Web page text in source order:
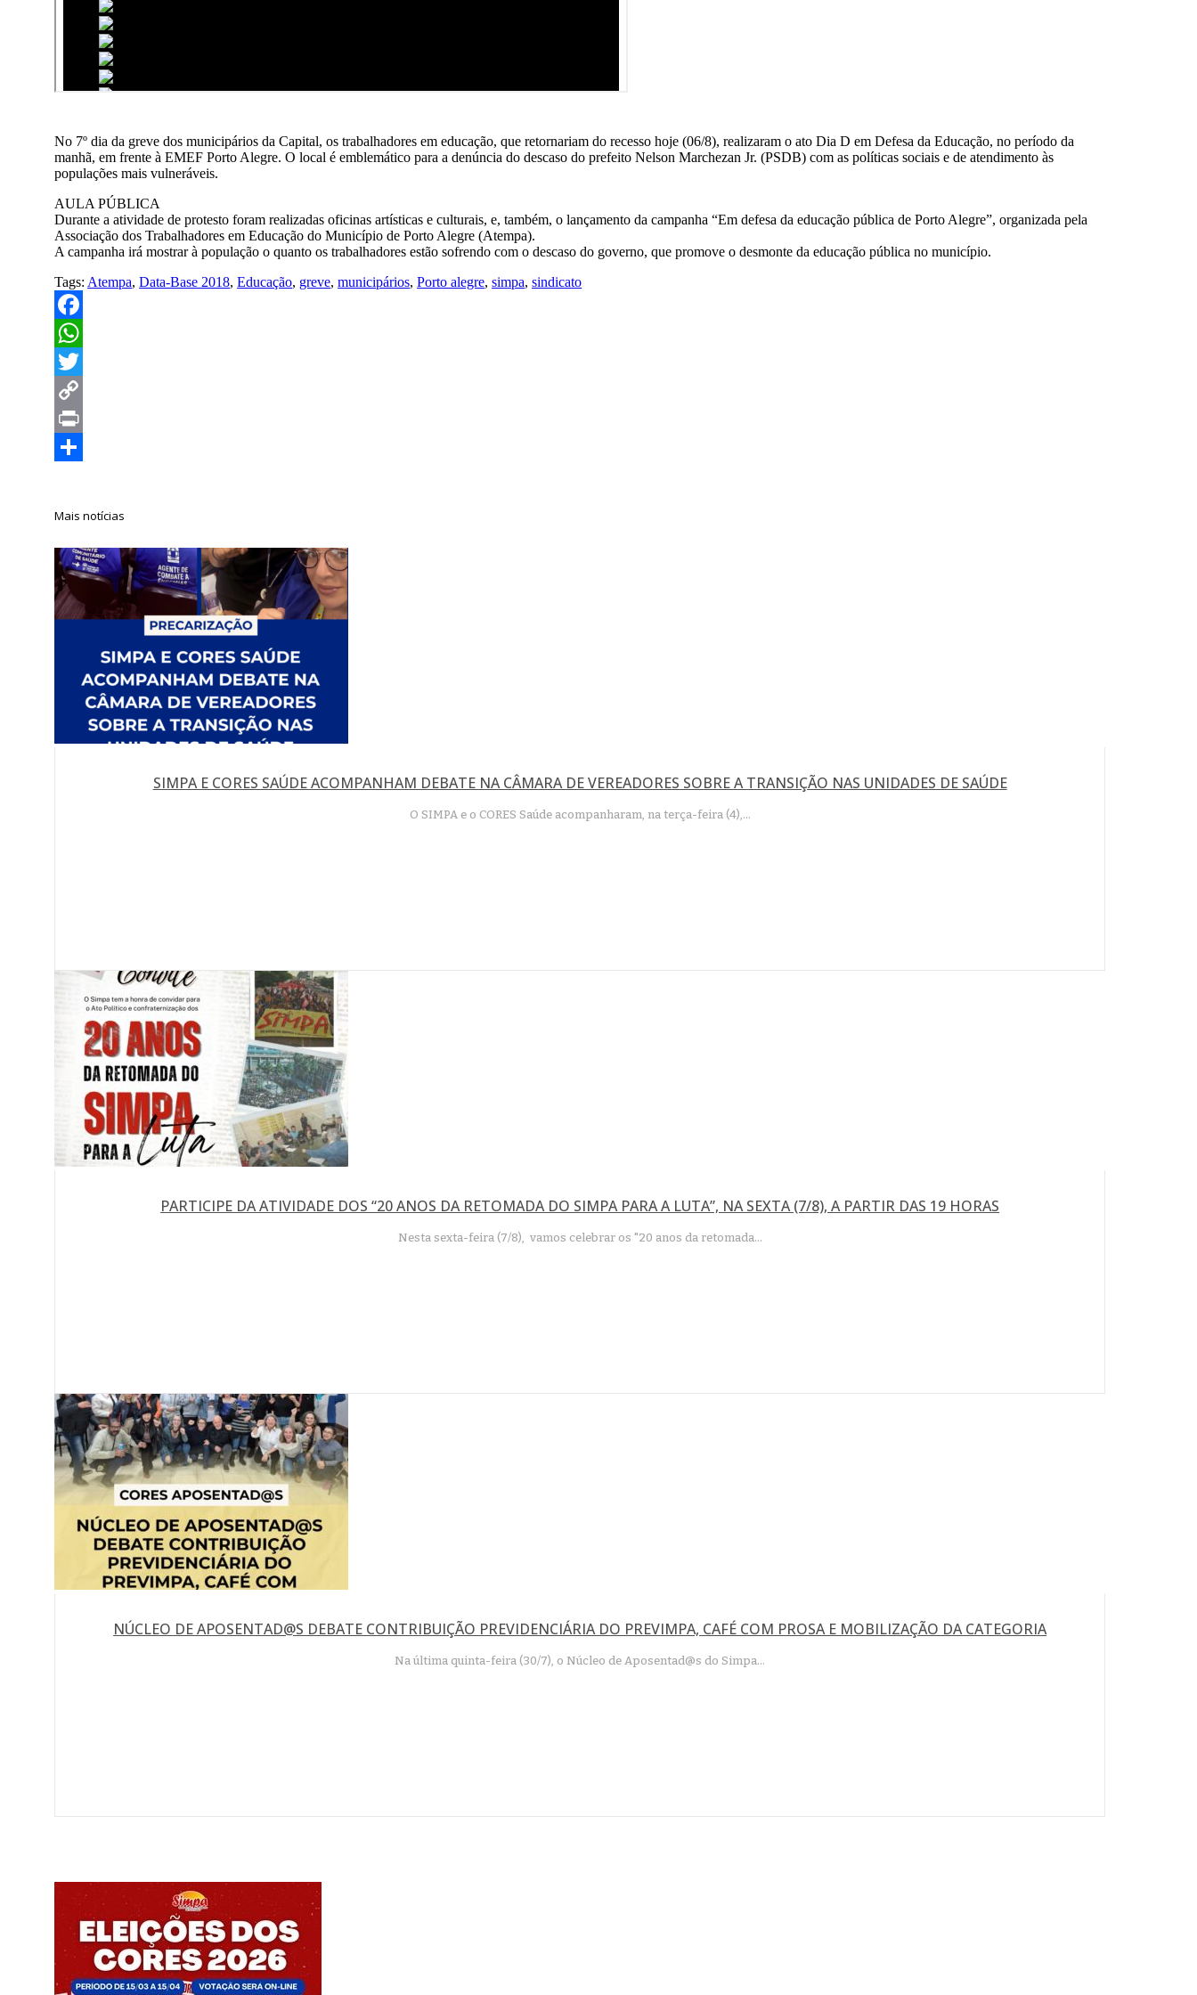
No 7º dia da greve dos municipários da Capital, os trabalhadores em educação, que retornariam do recesso hoje (06/8), realizaram o ato Dia D em Defesa da Educação, no período da
manhã, em frente à EMEF Porto Alegre. O local é emblemático para a denúncia do descaso do prefeito Nelson Marchezan Jr. (PSDB) com as políticas sociais e de atendimento às
populações mais vulneráveis.
AULA PÚBLICA
Durante a atividade de protesto foram realizadas oficinas artísticas e culturais, e, também, o lançamento da campanha “Em defesa da educação pública de Porto Alegre”, organizada pela
Associação dos Trabalhadores em Educação do Município de Porto Alegre (Atempa).
A campanha irá mostrar à população o quanto os trabalhadores estão sofrendo com o descaso do governo, que promove o desmonte da educação pública no município.
Tags: Atempa,Data-Base 2018,Educação, greve,municipários,Porto alegre,simpa,sindicato
Facebook
WhatsApp
Twitter
Copy
Link
Print
Mais notícias
SIMPA E CORES SAÚDE ACOMPANHAM DEBATE NA CÂMARA DE VEREADORES SOBRE A TRANSIÇÃO NAS UNIDADES DE SAÚDE
O SIMPA e o CORES Saúde acompanharam, na terça-feira (4),…
PARTICIPE DA ATIVIDADE DOS “20 ANOS DA RETOMADA DO SIMPA PARA A LUTA”, NA SEXTA (7/8), A PARTIR DAS 19 HORAS
Nesta sexta-feira (7/8), vamos celebrar os "20 anos da retomada…
NÚCLEO DE APOSENTAD@S DEBATE CONTRIBUIÇÃO PREVIDENCIÁRIA DO PREVIMPA, CAFÉ COM PROSA E MOBILIZAÇÃO DA CATEGORIA
Na última quinta-feira (30/7), o Núcleo de Aposentad@s do Simpa…